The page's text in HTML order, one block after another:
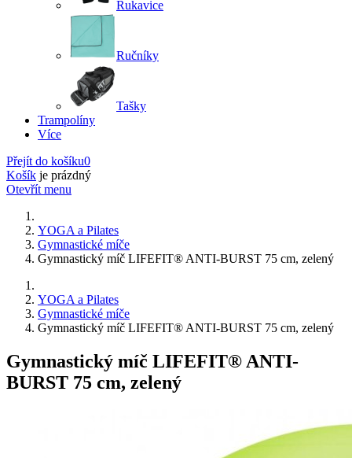
Rukavice
Ručníky
Tašky
Trampolíny
Více
Přejít do košíku0
Košík je prázdný
Otevřít menu
YOGA a Pilates
Gymnastické míče
Gymnastický míč LIFEFIT® ANTI-BURST 75 cm, zelený
YOGA a Pilates
Gymnastické míče
Gymnastický míč LIFEFIT® ANTI-BURST 75 cm, zelený
Gymnastický míč LIFEFIT® ANTI-
BURST 75 cm, zelený